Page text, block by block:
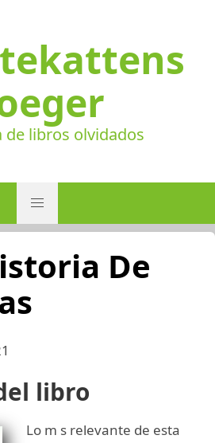
de libros olvidados
De
libro
Lo m s relevante de esta